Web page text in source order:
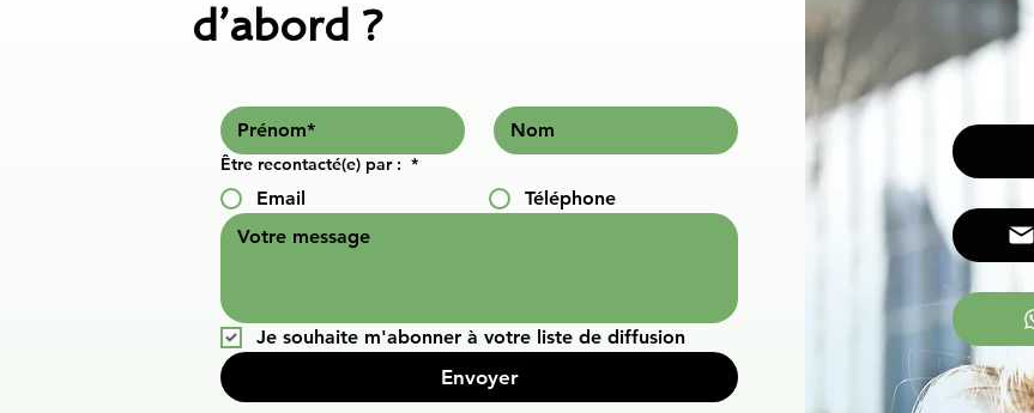
d’abord ?
Être recontacté(e) par : *
Email Téléphone
Je souhaite m'abonner à votre liste de diffusion
Envoyer